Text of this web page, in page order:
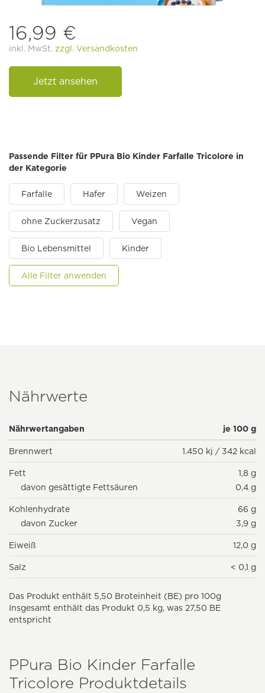
16,99 €
inkl. MwSt. zzgl. Versandkosten
Jetzt ansehen
Passende Filter für PPura Bio Kinder Farfalle Tricolore in
der Kategorie
Farfalle Hafer Weizen
ohne Zuckerzusatz Vegan
Bio Lebensmittel Kinder
Alle Filter anwenden
Nährwerte
Nährwertangaben je 100 g
Brennwert 1.450 kj / 342 kcal
Fett
1,8 g
davon gesättigte Fettsäuren
0,4 g
Kohlenhydrate
66 g
davon Zucker
3,9 g
Eiweiß 12,0 g
Salz < 0,1 g
Das Produkt enthält 5,50 Broteinheit (BE) pro 100g
Insgesamt enthält das Produkt 0,5 kg, was 27,50 BE
entspricht
PPura Bio Kinder Farfalle
Tricolore Produktdetails